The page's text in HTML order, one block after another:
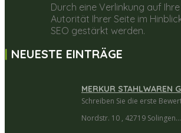
Durch eine Verlinkung auf
Autorität Ihrer Seite im
SEO gestärkt werden.
NEUESTE EINTRÄGE
MERKUR STAHLWAREN
Schreiben Sie die erste
Nordstr. 10 , 42719 Solingen...